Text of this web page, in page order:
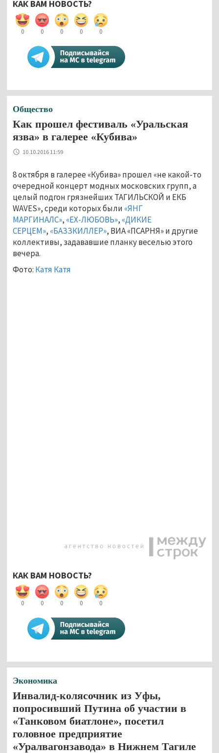
КАК ВАМ НОВОСТЬ?
0 0 0 0 0
Общество
Как прошел фестиваль «Уральская
язва» в галерее «Кубива»
10.10.2016 11:59
8 октября в галерее «Кубива» прошел «не какой-то
очередной концерт модных московских групп, а
целый подгон грязнейших ТАГИЛЬСКОЙ и ЕКБ
WAVES», среди которых были «ЯНГ
МАРГИНАЛС», «EX-ЛЮБОВЬ», «ДИКИЕ
СЕРЦЕМ», «БАЗЗКИЛЛЕР», ВИА «ПСАРНЯ» и другие
коллективы, задававшие планку веселью этого
вечера.
Фото: Катя Катя
КАК ВАМ НОВОСТЬ?
0 0 0 0 0
Экономика
Инвалид-колясочник из Уфы,
попросивший Путина об участии в
«Танковом биатлоне», посетил
головное предприятие
«Уралвагонзавода» в Нижнем Тагиле